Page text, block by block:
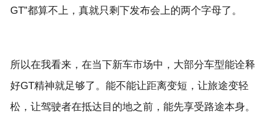
所以在我看来，在当下新车市场中，大部分车型能诠释
好GT精神就足够了。能不能让距离变短，让旅途变轻